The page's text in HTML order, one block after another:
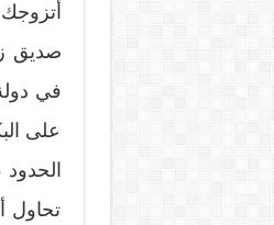
صديق
في
على
تحاول